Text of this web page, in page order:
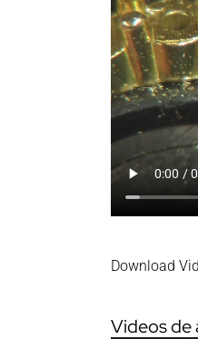
Download
Videos de